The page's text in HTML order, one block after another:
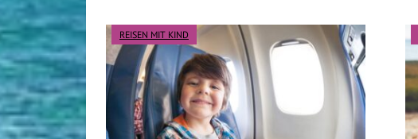
REISEN MIT KIND